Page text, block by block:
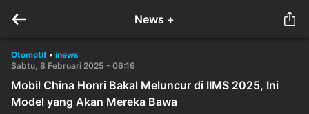
News +
Otomotif • inews
Sabtu, 8 Februari 2025 - 06:16
Mobil China Honri Bakal Meluncur di IIMS 2025, Ini
Model yang Akan Mereka Bawa